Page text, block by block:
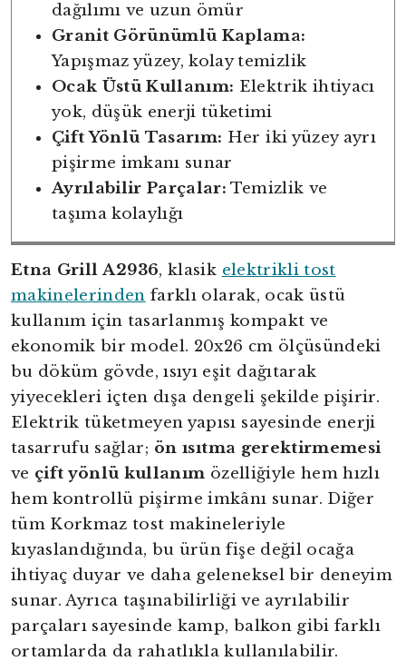
dağılımı ve uzun ömür
Granit Görünümlü Kaplama:
Yapışmaz yüzey, kolay temizlik
Ocak Üstü Kullanım: Elektrik ihtiyacı
yok, düşük enerji tüketimi
Çift Yönlü Tasarım: Her iki yüzey ayrı
pişirme imkanı sunar
Ayrılabilir Parçalar: Temizlik ve
taşıma kolaylığı
Etna Grill A2936, klasik elektrikli tost
makinelerinden farklı olarak, ocak üstü
kullanım için tasarlanmış kompakt ve
ekonomik bir model. 20x26 cm ölçüsündeki
bu döküm gövde, ısıyı eşit dağıtarak
yiyecekleri içten dışa dengeli şekilde pişirir.
Elektrik tüketmeyen yapısı sayesinde enerji
tasarrufu sağlar; ön ısıtma gerektirmemesi
ve çift yönlü kullanım özelliğiyle hem hızlı
hem kontrollü pişirme imkânı sunar. Diğer
tüm Korkmaz tost makineleriyle
kıyaslandığında, bu ürün fişe değil ocağa
ihtiyaç duyar ve daha geleneksel bir deneyim
sunar. Ayrıca taşınabilirliği ve ayrılabilir
parçaları sayesinde kamp, balkon gibi farklı
ortamlarda da rahatlıkla kullanılabilir.